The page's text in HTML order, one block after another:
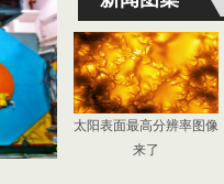
太阳表面最高分辨率图像
来了